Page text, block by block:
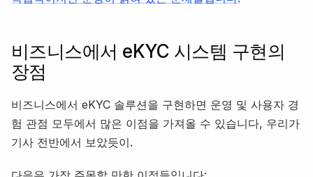
비즈니스에서 eKYC 시스템 구현의
장점
비즈니스에서 eKYC 솔루션을 구현하면 운영 및 사용자 경
험 관점 모두에서 많은 이점을 가져올 수 있습니다, 우리가
기사 전반에서 보았듯이.